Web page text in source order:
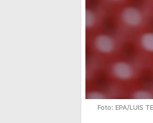
Foto: EPA/LUIS